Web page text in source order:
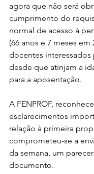
agora que não será
cumprimento do
normal de acesso à
(66 anos e 7 meses em
docentes
desde que atinjam a
para a aposentação.
A FENPROF,
esclarecimentos
relação à primeira
comprometeu-se a
da semana, um
documento.